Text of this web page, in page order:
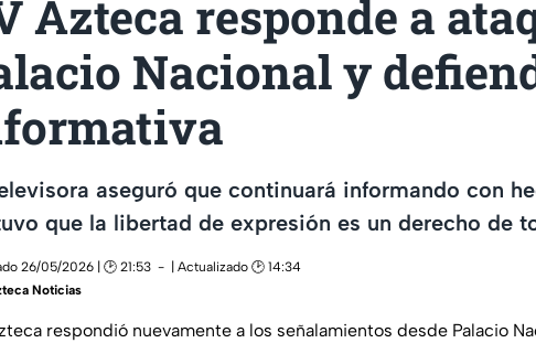
Azteca responde a
Nacional y
aseguró que continuará informando con
que la libertad de expresión es un derecho de
26/05/2026 | 🕑 21:53
| Actualizado 🕑 14:34
Noticias
respondió nuevamente a los señalamientos desde Palacio